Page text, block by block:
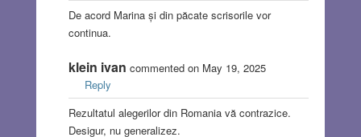
De acord Marina și din păcate scrisorile vor
continua.
klein ivan commented on May 19, 2025
Reply
Rezultatul alegerilor din Romania vă contrazice.
Desigur, nu generalizez.